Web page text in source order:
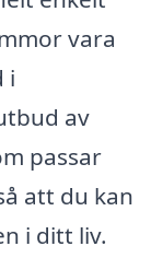
vara
i
av
passar
att du kan
i ditt liv.